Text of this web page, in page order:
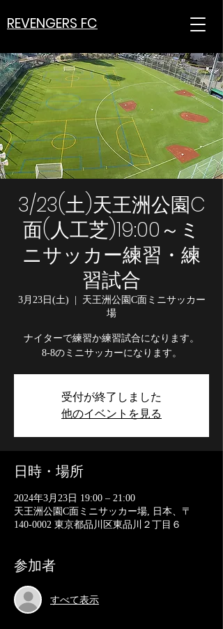
REVENGERS FC
3/23(土)天王洲公園C
面(人工芝)19:00～ミ
ニサッカー練習・練
習試合
3月23日(土)
天王洲公園C面ミニサッカー
場
ナイターで練習か練習試合になります。
8-8のミニサッカーになります。
受付が終了しました
他のイベントを見る
日時・場所
2024年3月23日 19:00 – 21:00
天王洲公園C面ミニサッカー場, 日本、〒
140-0002 東京都品川区東品川２丁目６
参加者
すべて表示